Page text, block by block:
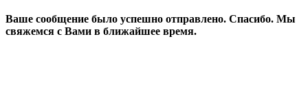
Ваше сообщение было успешно отправлено. Спасибо. Mы
свяжемся с Вами в ближайшее время.